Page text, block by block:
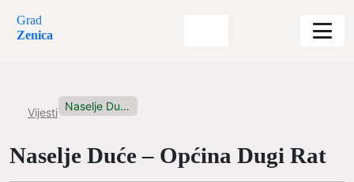
Grad
Zenica
Vijesti Naselje Duće – Općina Dugi...
Naselje Duće – Općina Dugi Rat